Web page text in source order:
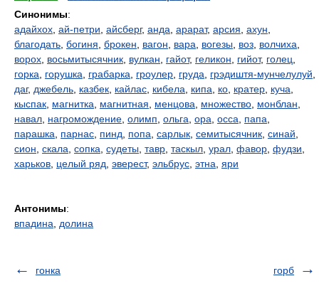
Синонимы:
адайхох ай-петри айсберг, анда арарат, арсия ахун
благодать богиня брокен вагон вара вогезы воз волчиха
ворох восьмитысячник вулкан гайот, геликон гийот, голец
горка
горушка грабарка гроулер груда грэдиштя-мунчелулуй
даг, джебель казбек кайлас кибела кипа ко кратер куча
кыспак магнитка магнитная менцова множество монблан
навал нагромождение олимп ольга ора осса папа
парашка
парнас пинд попа сарлык семитысячник синай
сион скала сопка судеты тавр таскыл урал фавор фудзи
харьков целый ряд эверест, эльбрус этна яри
Антонимы:
впадина
долина
гонка горб